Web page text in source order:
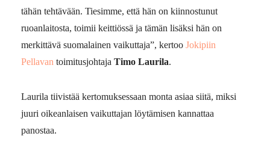
tähän tehtävään. Tiesimme, että hän on kiinnostunut
ruoanlaitosta, toimii keittiössä ja tämän lisäksi hän on
merkittävä suomalainen vaikuttaja”, kertoo Jokipiin
Pellavan toimitusjohtaja Timo Laurila.
Laurila tiivistää kertomuksessaan monta asiaa siitä, miksi
juuri oikeanlaisen vaikuttajan löytämisen kannattaa
panostaa.